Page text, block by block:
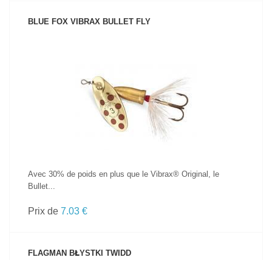
BLUE FOX VIBRAX BULLET FLY
VOIR LE PRODUIT
Avec 30% de poids en plus que le Vibrax® Original, le
Bullet...
Prix de 7.03 €
FLAGMAN BŁYSTKI TWIDD